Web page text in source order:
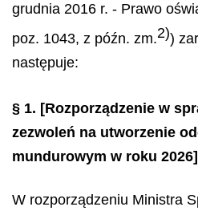
grudnia 2016 r. - Prawo
poz. 1043, z późn. zm.2))
następuje:
§ 1. [Rozporządzenie w
zezwoleń na utworzenie
mundurowym w roku 2026]
W rozporządzeniu Ministra